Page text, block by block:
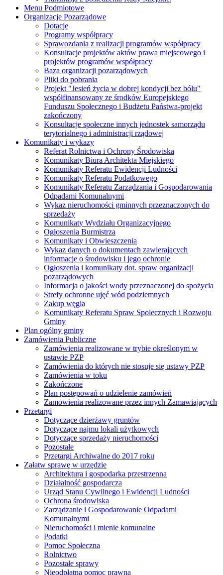
Menu Podmiotowe
Organizacje Pozarządowe
Dotacje
Programy współpracy
Sprawozdania z realizacji programów współpracy
Konsultacje projektów aktów prawa miejscowego i
projektów programów współpracy
Baza organizacji pozarządowych
Pliki do pobrania
Projekt "Jesień życia w dobrej kondycji bez bólu"
współfinansowany ze środków Europejskiego
Funduszu Społecznego i Budżetu Państwa-projekt
zakończony
Konsultacje społeczne innych jednostek samorządu
terytorialnego i administracji rządowej
Komunikaty i wykazy
Referat Rolnictwa i Ochrony Środowiska
Komunikaty Biura Architekta Miejskiego
Komunikaty Referatu Ewidencji Ludności
Komunikaty Referatu Podatkowego
Komunikaty Referatu Zarządzania i Gospodarowania
Odpadami Komunalnymi
Wykaz nieruchomości gminnych przeznaczonych do
sprzedaży
Komunikaty Wydziału Organizacyjnego
Ogłoszenia Burmistrza
Komunikaty i Obwieszczenia
Wykaz danych o dokumentach zawierających
informacje o środowisku i jego ochronie
Ogłoszenia i komunikaty dot. spraw organizacji
pozarządowych
Informacja o jakości wody przeznaczonej do spożycia
Strefy ochronne ujęć wód podziemnych
Zakup węgla
Komunikaty Referatu Spraw Spolecznych i Rozwoju
Gminy
Plan ogólny gminy
Zamówienia Publiczne
Zamówienia realizowane w trybie określonym w
ustawie PZP
Zamówienia do których nie stosuje się ustawy PZP
Zamówienia w toku
Zakończone
Plan postępowań o udzielenie zamówień
Zamowienia realizowane przez innych Zamawiających
Przetargi
Dotyczące dzierżawy gruntów
Dotyczące najmu lokali użytkowych
Dotyczące sprzedaży nieruchomości
Pozostałe
Przetargi Archiwalne do 2017 roku
Załatw sprawę w urzędzie
Architektura i gospodarka przestrzenna
Działalność gospodarcza
Urząd Stanu Cywilnego i Ewidencji Ludności
Ochrona środowiska
Zarządzanie i Gospodarowanie Odpadami
Komunalnymi
Nieruchomości i mienie komunalne
Podatki
Pomoc Społeczna
Rolnictwo
Pozostałe sprawy
Nieodpłatna pomoc prawna